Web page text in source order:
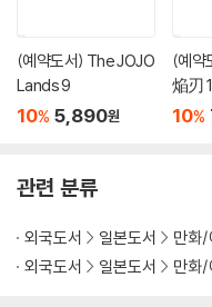
(예약도서) The JOJO
Lands 9
10% 5,890원
(예
焔刃 1
10%
관련 분류
외국도서 일본도서 만화/
외국도서
일본도서 만화/